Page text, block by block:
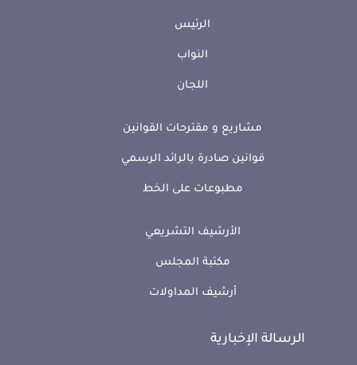
الرئيس
النواب
اللجان
مشاريع و مقترحات القوانين
قوانين صادرة بالرائد الرسمي
مطبوعات على الخط
الأرشيف التشريعي
مكتبة المجلس
أرشيف المداولات
الرسالة الإخبارية